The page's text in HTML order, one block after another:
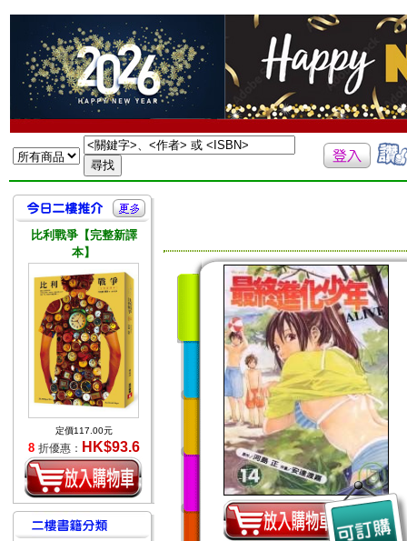
比利戰爭【完整新譯
本】
定價117.00元
8 折優惠： HK$93.6